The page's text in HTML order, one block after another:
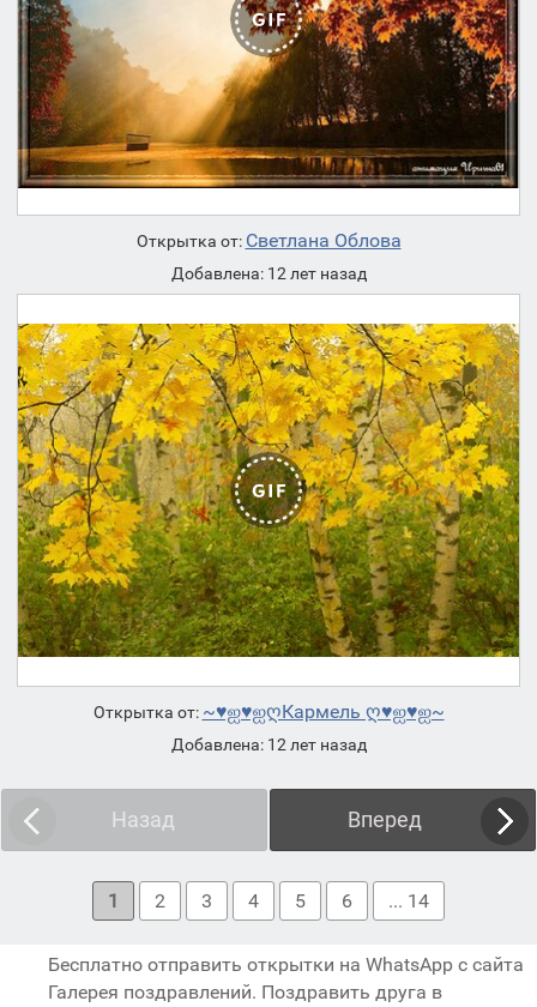
Открытка от: Светлана Облова
Добавлена: 12 лет назад
Открытка от: ~♥ஐ♥ஐღКармель ღ♥ஐ♥ஐ~
Добавлена: 12 лет назад
Назад Вперед
1 2 3 4 5 6 ... 14
Бесплатно отправить открытки на WhatsApp с сайта
Галерея поздравлений. Поздравить друга в